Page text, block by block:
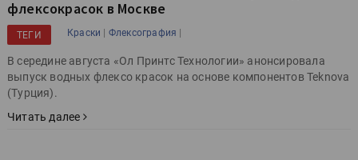
флексокрасок в Москве
ТЕГИ Краски | Флексография |
В середине августа «Ол Принтс Технологии» анонсировала
выпуск водных флексо красок на основе компонентов Teknova
(Турция).
Читать далее